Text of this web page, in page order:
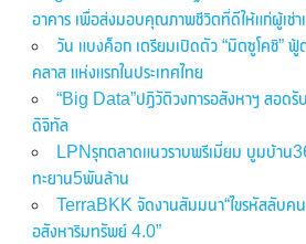
อาคาร เพื่อส่งมอบคุณภาพชีวิตที่ดีให้แก่ผู้เช่า
วัน แบงค็อก เตรียมเปิดตัว “มิตซูโคชิ” ฟู้
คลาส แห่งแรกในประเทศไทย
“Big Data”ปฏิวัติวงการอสังหาฯ สอด
ดิจิทัล
LPNรุกตลาดแนวราบพรีเมี่ยม บูมบ้าน
ทะยาน5พันล้าน
TerraBKK จัดงานสัมมนา“ไขรหัสลับค
อสังหาริมทรัพย์ 4.0”